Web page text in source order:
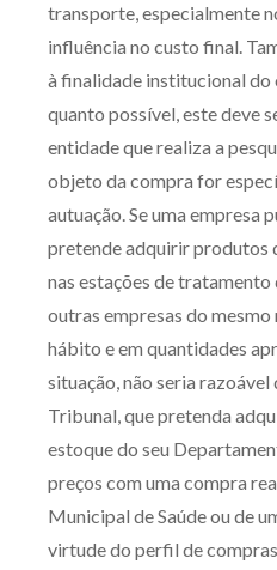
transporte, especialmente
influência no custo final.
à finalidade institucional do
quanto possível, este deve
entidade que realiza a
objeto da compra for
autuação. Se uma empresa
pretende adquirir produtos
nas estações de
outras empresas do
hábito e em quantidades
situação, não seria razoável
Tribunal, que pretenda
estoque do seu
preços com uma compra
Municipal de Saúde ou de
virtude do perfil de